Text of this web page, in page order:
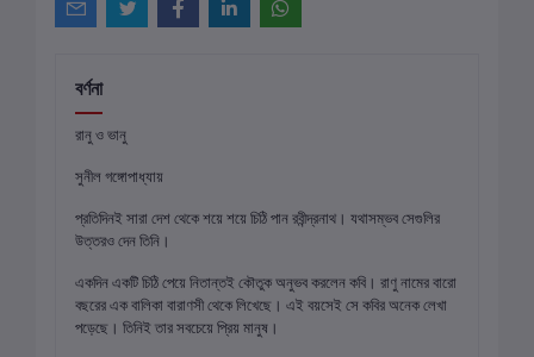
বর্ণনা
রানু ও ভানু
সুনীল গঙ্গোপাধ্যায়
প্রতিদিনই সারা দেশ থেকে শয়ে শয়ে চিঠি পান রবীন্দ্রনাথ। যথাসম্ভব সেগুলির
উত্তরও দেন তিনি।
একদিন একটি চিঠি পেয়ে নিতান্তই কৌতুক অনুভব করলেন কবি। রাণু নামের বারো
বছরের এক বালিকা বারাণসী থেকে লিখেছে। এই বয়সেই সে কবির অনেক লেখা
পড়েছে। তিনিই তার সবচেয়ে প্রিয় মানুষ।